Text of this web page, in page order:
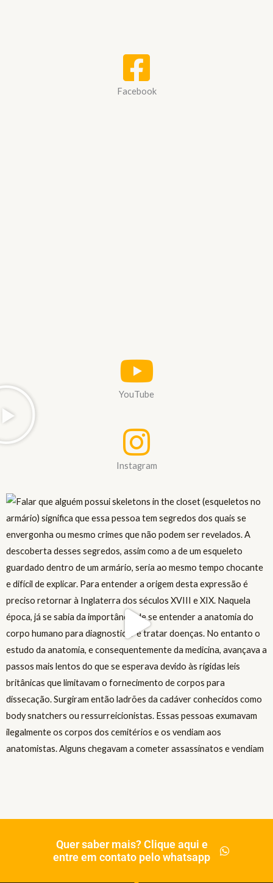
Facebook
YouTube
Instagram
Quer saber mais? Clique aqui e
entre em contato pelo whatsapp